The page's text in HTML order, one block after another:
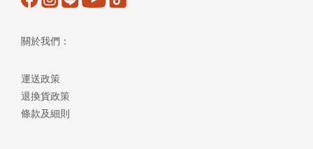
關於我們：
運送政策
退換貨政策
條款及細則